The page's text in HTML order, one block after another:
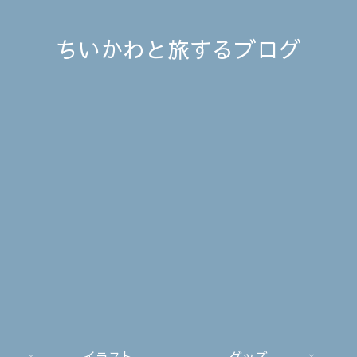
ちいかわと旅するブログ